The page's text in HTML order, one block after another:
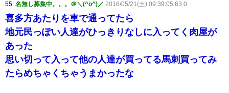
55: 名無し募集中。。。＠＼(^o^)／ 2016/05/21(土) 09:39:05.63 0
喜多方あたりを車で通ってたら
地元民っぽい人達がひっきりなしに入ってく肉屋が
あった
思い切って入って他の人達が買ってる馬刺買ってみ
たらめちゃくちゃうまかったな